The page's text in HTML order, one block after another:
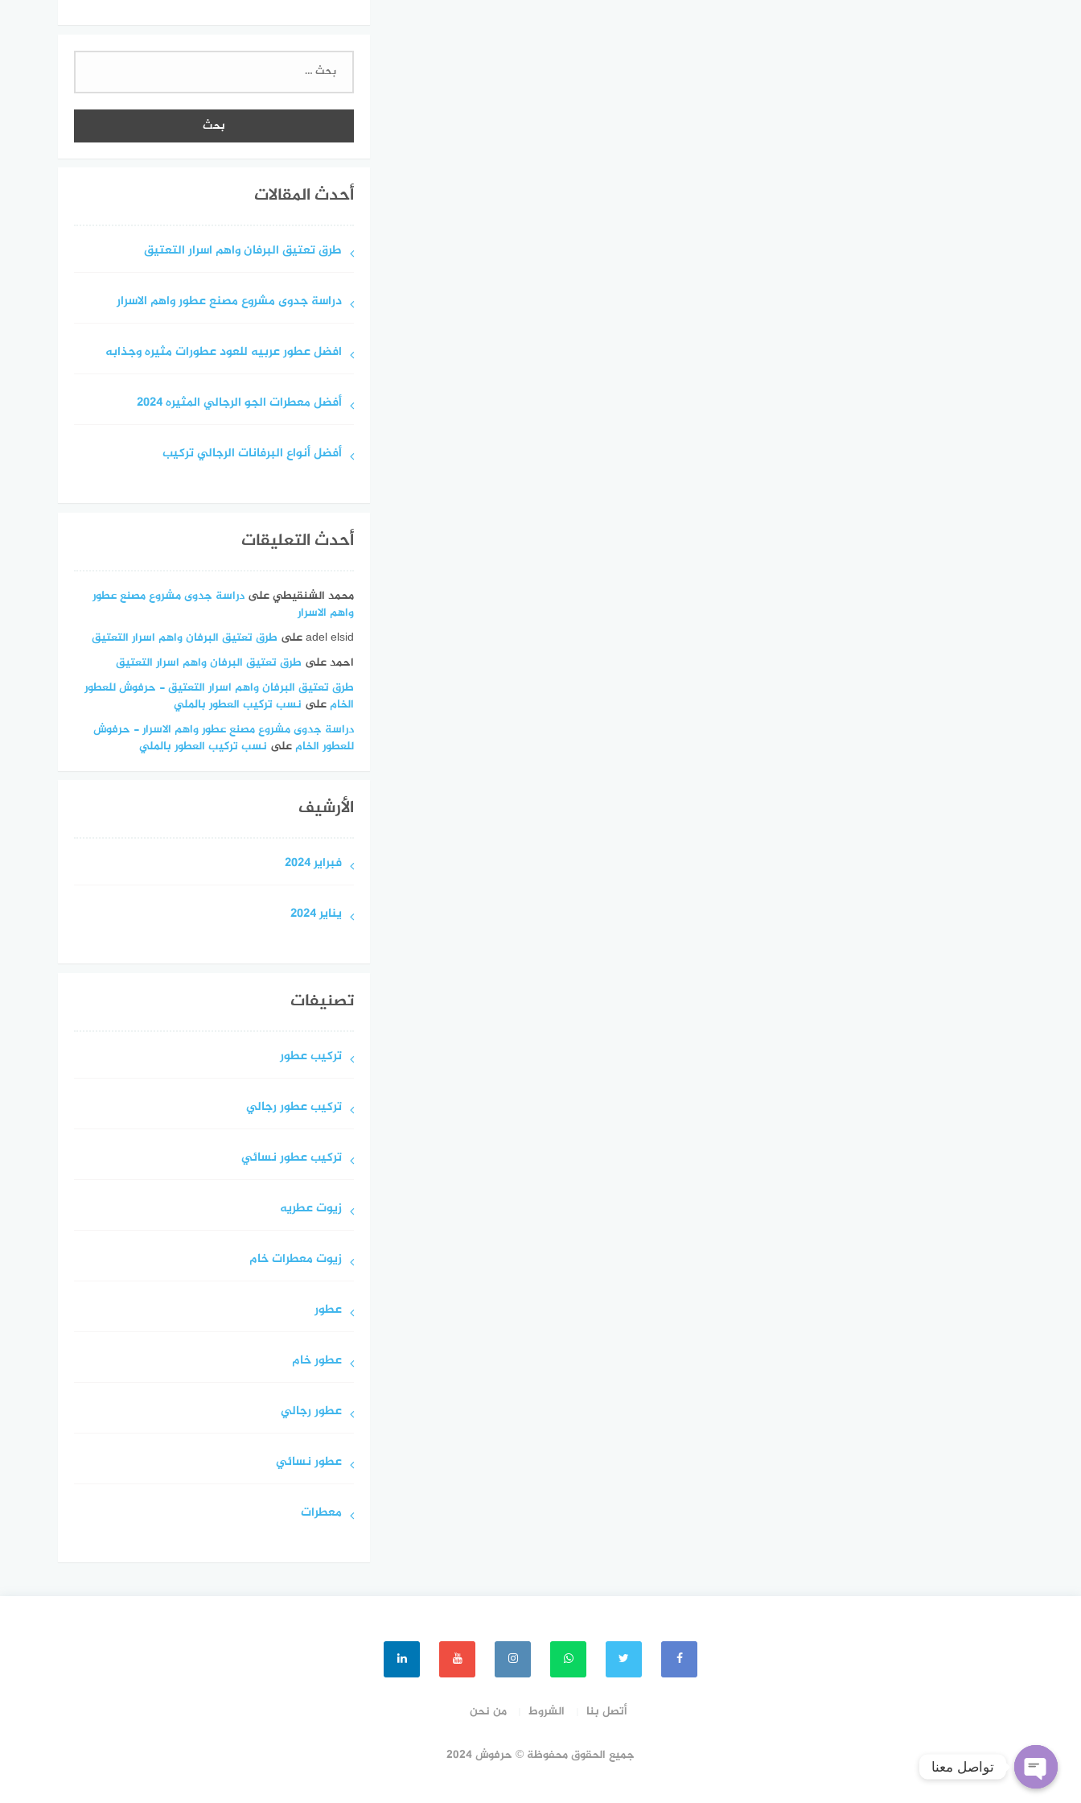
عن:
أحدث المقالات
طرق تعتيق البرفان واهم اسرار التعتيق
دراسة جدوى مشروع مصنع عطور واهم الاسرار
افضل عطور عربيه للعود عطورات مثيره وجذابه
أفضل معطرات الجو الرجالي المثيره 2024
أفضل أنواع البرفانات الرجالي تركيب
أحدث التعليقات
محمد الشنقيطيعلىدراسة جدوى مشروع مصنع عطور
واهم الاسرار
adel elsidعلى طرق تعتيق البرفان واهم اسرار التعتيق
احمدعلى طرق تعتيق البرفان واهم اسرار التعتيق
طرق تعتيق البرفان واهم اسرار التعتيق - حرفوش للعطور
الخامعلى نسب تركيب العطور بالملي
دراسة جدوى مشروع مصنع عطور واهم الاسرار - حرفوش
للعطور الخامعلى نسب تركيب العطور بالملي
الأرشيف
فبراير 2024
يناير 2024
تصنيفات
تركيب عطور
تركيب عطور رجالي
تركيب عطور نسائي
زيوت عطريه
زيوت معطرات خام
عطور
عطور خام
عطور رجالي
عطور نسائي
معطرات
أتصل بنا الشروط من نحن
جميع الحقوق محفوظة © حرفوش 2024
تواصل معنا
Open